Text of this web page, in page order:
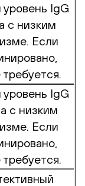
IgG
с низким
Если
IgG
с низким
Если